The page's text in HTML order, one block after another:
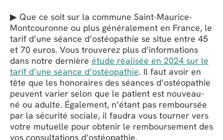
▶ Que ce soit sur la commune Saint-Maurice-
Montcouronne ou plus généralement en France, le
tarif d’une séance d’ostéopathie se situe entre 45
et 70 euros. Vous trouverez plus d’informations
dans notre dernière étude réalisée en 2024 sur le
tarif d’une séance d’ostéopathie. Il faut avoir en
tête que les honoraires des séances d’ostéopathie
peuvent varier selon que le patient est nouveau-
né ou adulte. Également, n’étant pas remboursée
par la sécurité sociale, il faudra vous tourner vers
votre mutuelle pour obtenir le remboursement des
vos consultations d’ostéopathie.